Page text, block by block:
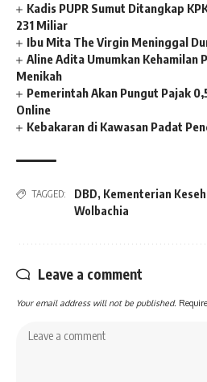
Kadis PUPR Sumut Ditangkap
231 Miliar
Ibu Mita The Virgin Meninggal
Aline Adita Umumkan Kehamilan
Menikah
Pemerintah Akan Pungut Pajak
Online
Kebakaran di Kawasan Padat
TAGGED: DBD, Kementerian
Wolbachia
Leave a comment
Your email address will not be published.